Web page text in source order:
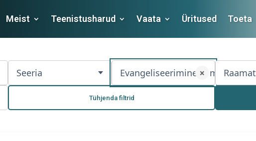
Meist Teenistusharud Vaata Üritused Toeta
Seeria Evangeliseerimine ja misjon (48)
× Raamat
Tühjenda filtrid